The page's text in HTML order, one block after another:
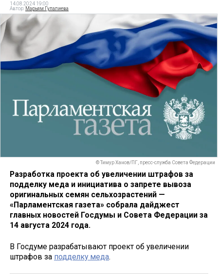
14.08.2024 19:00
Автор: Марьям Гулалиева
© Тимур Ханов/ПГ, пресс-служба Совета Федерации
Разработка проекта об увеличении штрафов за
подделку меда и инициатива о запрете вывоза
оригинальных семян сельхозрастений —
«Парламентская газета» собрала дайджест
главных новостей Госдумы и Совета Федерации за
14 августа 2024 года.
В Госдуме разрабатывают проект об увеличении
штрафов за подделку меда.